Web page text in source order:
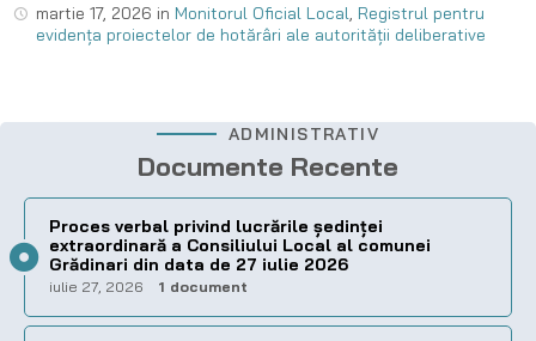
martie 17, 2026 in Monitorul Oficial Local, Registrul pentru
evidența proiectelor de hotărâri ale autorității deliberative
ADMINISTRATIV
Documente Recente
Proces verbal privind lucrările ședinței
extraordinară a Consiliului Local al comunei
Grădinari din data de 27 iulie 2026
iulie 27, 2026 1 document